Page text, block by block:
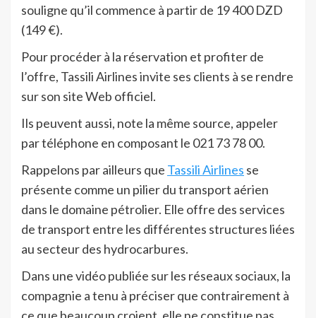
souligne qu’il commence à partir de 19 400 DZD
(149 €).
Pour procéder à la réservation et profiter de
l’offre, Tassili Airlines invite ses clients à se rendre
sur son site Web officiel.
Ils peuvent aussi, note la même source, appeler
par téléphone en composant le 021 73 78 00.
Rappelons par ailleurs que Tassili Airlines se
présente comme un pilier du transport aérien
dans le domaine pétrolier. Elle offre des services
de transport entre les différentes structures liées
au secteur des hydrocarbures.
Dans une vidéo publiée sur les réseaux sociaux, la
compagnie a tenu à préciser que contrairement à